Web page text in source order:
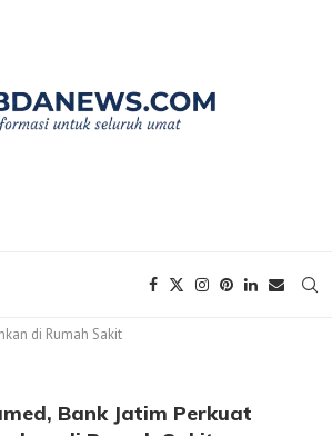
di Rumah Sakit
Bank Jatim Perkuat